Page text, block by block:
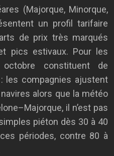
(Majorque, Minorque,
un profil tarifaire
de prix très marqués
pics estivaux. Pour les
constituent de
les compagnies ajustent
alors que la météo
il n’est pas
piéton dès 30 à 40
périodes, contre 80 à